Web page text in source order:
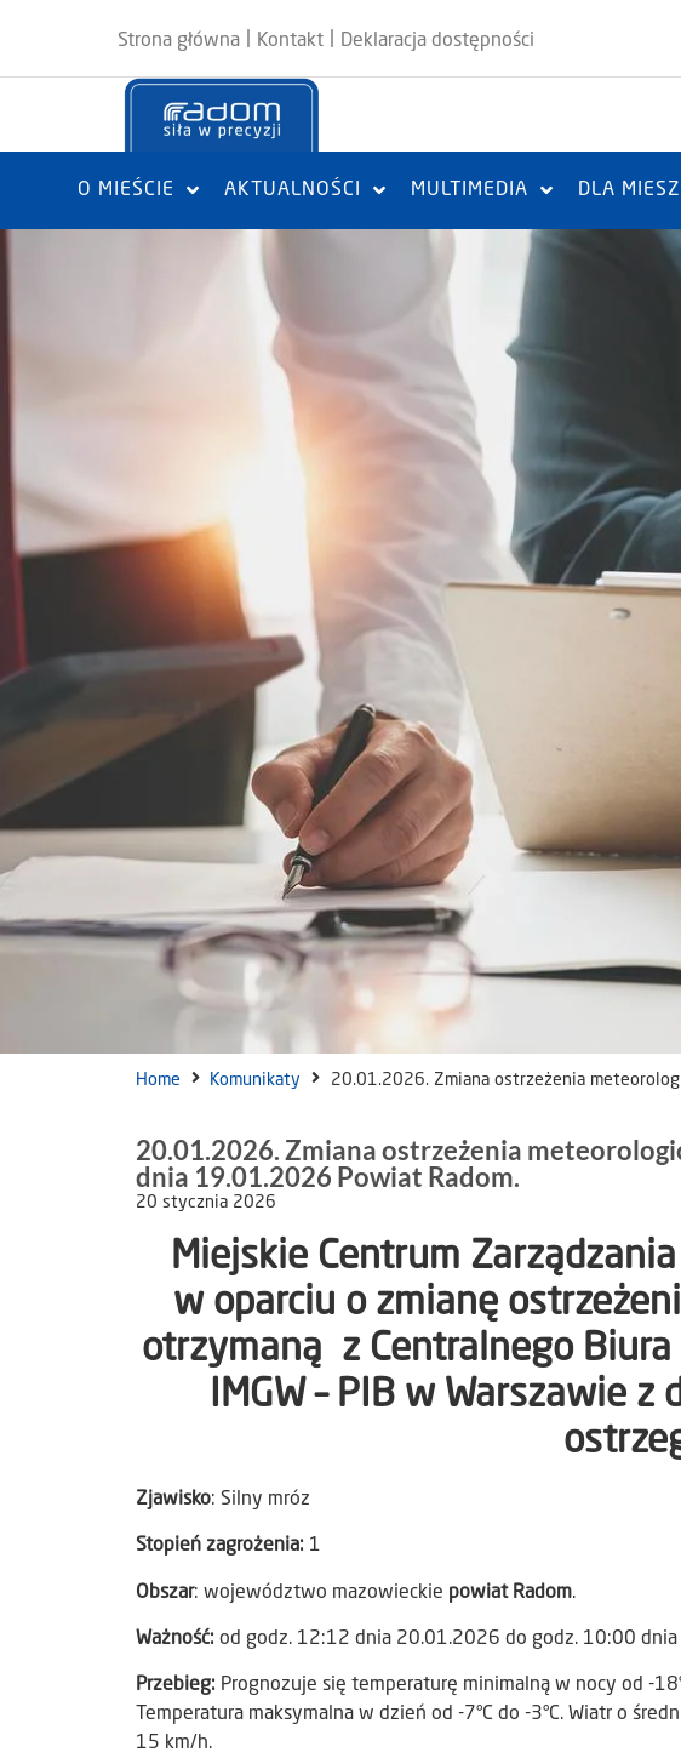
Strona główna Kontakt Deklaracja dostępności
O MIEŚCIE AKTUALNOŚCI MULTIMEDIA DLA
Home Komunikaty 20.01.2026. Zmiana ostrzeżenia
20.01.2026. Zmiana ostrzeżenia
dnia 19.01.2026 Powiat Radom.
20 stycznia 2026
Miejskie Centrum
w oparciu o zmianę
otrzymaną z Centralnego
IMGW – PIB w Warszawie z
Zjawisko: Silny mróz
Stopień zagrożenia: 1
Obszar: województwo mazowieckie powiat Radom.
Ważność: od godz. 12:12 dnia 20.01.2026 do godz. 10:00
Przebieg: Prognozuje się temperaturę minimalną w nocy od -
Temperatura maksymalna w dzień od -7°C do -3°C. Wiatr o
15 km/h.